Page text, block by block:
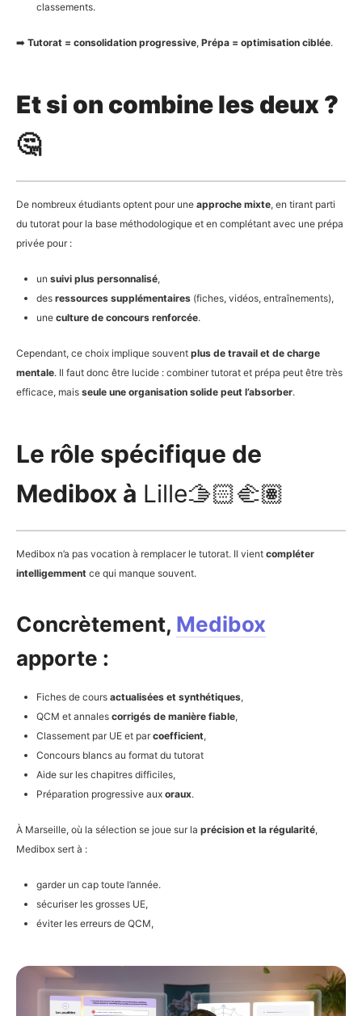
classements.
➡️ Tutorat = consolidation progressive, Prépa = optimisation ciblée.
Et si on combine les deux ?
🤔
De nombreux étudiants optent pour une approche mixte, en tirant parti
du tutorat pour la base méthodologique et en complétant avec une prépa
privée pour :
un suivi plus personnalisé,
des ressources supplémentaires (fiches, vidéos, entraînements),
une culture de concours renforcée.
Cependant, ce choix implique souvent plus de travail et de charge
mentale. Il faut donc être lucide : combiner tutorat et prépa peut être très
efficace, mais seule une organisation solide peut l’absorber.
Le rôle spécifique de
Medibox à Lille🫱🏻‍🫲🏽
Medibox n’a pas vocation à remplacer le tutorat. Il vient compléter
intelligemment ce qui manque souvent.
Concrètement, Medibox
apporte :
Fiches de cours actualisées et synthétiques,
QCM et annales corrigés de manière fiable,
Classement par UE et parcoefficient,
Concours blancs au format du tutorat
Aide sur les chapitres difficiles,
Préparation progressive aux oraux.
À Marseille, où la sélection se joue sur la précision et la régularité,
Medibox sert à :
garder un cap toute l’année.
sécuriser les grosses UE,
éviter les erreurs de QCM,